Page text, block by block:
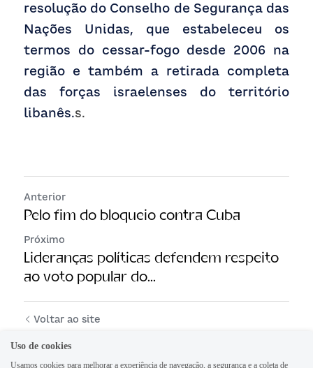
resolução do Conselho de Segurança das
Nações Unidas, que estabeleceu os
termos do cessar-fogo desde 2006 na
região e também a retirada completa
das forças israelenses do território
libanês.s.
Anterior
Pelo fim do bloqueio contra Cuba
Próximo
Lideranças políticas defendem respeito
ao voto popular do...
Voltar ao site
Uso de cookies
Usamos cookies para melhorar a experiência de navegação, a segurança e a coleta de